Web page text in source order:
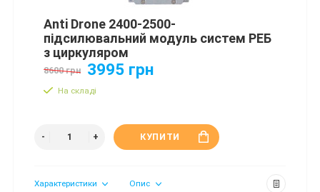
Anti Drone 2400-2500-
підсилювальний модуль систем РЕБ
з циркуляром
8600 грн 3995 грн
На складі
КУПИТИ
Характеристики Опис